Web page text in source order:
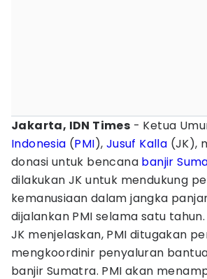
Jakarta, IDN Times - Ketua
Indonesia (PMI), Jusuf Kalla (JK),
donasi untuk bencana banjir
dilakukan JK untuk mendukung
kemanusiaan dalam jangka
dijalankan PMI selama satu tahun.
JK menjelaskan, PMI ditugakan
mengkoordinir penyaluran
banjir Sumatra. PMI akan